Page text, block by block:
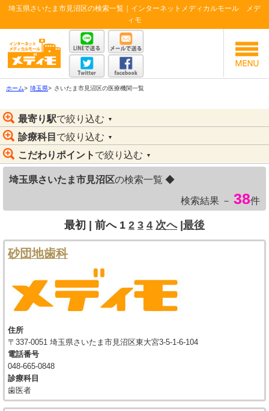
埼玉県さいたま市見沼区の検索一覧｜インターネットメディカルモール メデ
ィモ
ホーム> 埼玉県> さいたま市見沼区の医療機関一覧
最寄り駅で絞り込む ▼
診療科目 で絞り込む ▼
こだわりポイント で絞り込む ▼
埼玉県さいたま市見沼区の検索一覧 ◆
検索結果 － 38件
最初 | 前へ 1 2 3 4 次へ|最後
砂団地歯科
住所
〒337-0051 埼玉県さいたま市見沼区東大宮3-5-1-6-104
電話番号
048-665-0848
診療科目
歯医者